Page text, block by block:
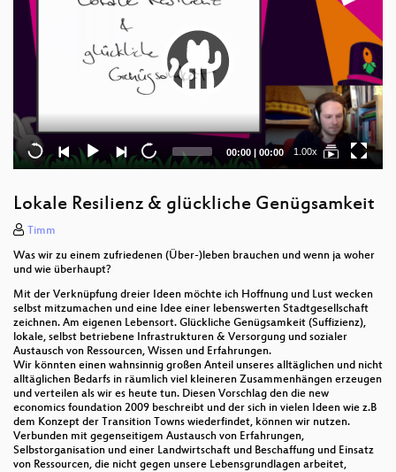
Current
time
00:00 | Total
duration
00:00 1.00x
Lokale Resilienz & glückliche Genügsamkeit
Timm
Was wir zu einem zufriedenen (Über-)leben brauchen und wenn ja woher
und wie überhaupt?
Mit der Verknüpfung dreier Ideen möchte ich Hoffnung und Lust wecken
selbst mitzumachen und eine Idee einer lebenswerten Stadtgesellschaft
zeichnen. Am eigenen Lebensort. Glückliche Genügsamkeit (Suffizienz),
lokale, selbst betriebene Infrastrukturen & Versorgung und sozialer
Austausch von Ressourcen, Wissen und Erfahrungen.
Wir könnten einen wahnsinnig großen Anteil unseres alltäglichen und nicht
alltäglichen Bedarfs in räumlich viel kleineren Zusammenhängen erzeugen
und verteilen als wir es heute tun. Diesen Vorschlag den die new
economics foundation 2009 beschreibt und der sich in vielen Ideen wie z.B
dem Konzept der Transition Towns wiederfindet, können wir nutzen.
Verbunden mit gegenseitigem Austausch von Erfahrungen,
Selbstorganisation und einer Landwirtschaft und Beschaffung und Einsatz
von Ressourcen, die nicht gegen unsere Lebensgrundlagen arbeitet,